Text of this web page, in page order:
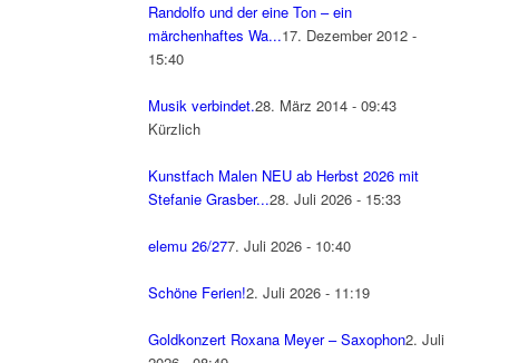
Randolfo und der eine Ton – ein
märchenhaftes Wa...17. Dezember 2012 -
15:40
Musik verbindet.28. März 2014 - 09:43
Kürzlich
Kunstfach Malen NEU ab Herbst 2026 mit
Stefanie Grasber...28. Juli 2026 - 15:33
elemu 26/277. Juli 2026 - 10:40
Schöne Ferien!2. Juli 2026 - 11:19
Goldkonzert Roxana Meyer – Saxophon2. Juli